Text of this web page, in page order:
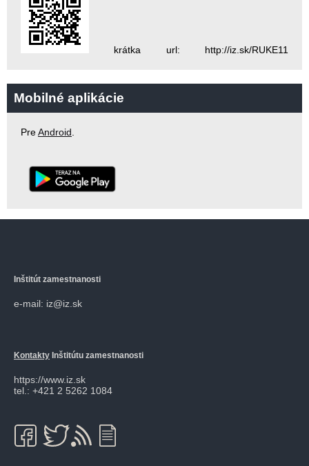
krátka url: http://iz.sk/RUKE11
Mobilné aplikácie
PreAndroid.
Inštitút zamestnanosti
e-mail: iz@iz.sk
Kontakty Inštitútu zamestnanosti
https://www.iz.sk
tel.: +421 2 5262 1084